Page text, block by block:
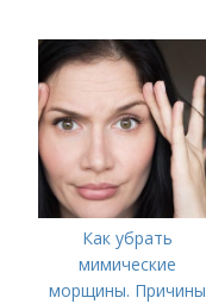
Как убрать
мимические
морщины. Причины